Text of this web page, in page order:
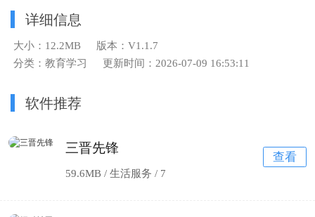
详细信息
大小：12.2MB
版本：V1.1.7
分类：教育学习
更新时间：2026-07-09 16:53:11
软件推荐
三晋先锋
59.6MB / 生活服务 / 7
查看